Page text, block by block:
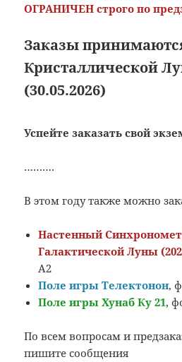
ОГРАНИЧЕН строго по
Заказы
Кристаллической
(30.05.2026)
Успейте заказать свой
……….
В этом году также можно
Настенный
Галактической Луны
А2
Поле игры Телектонон,
Поле игры Хунаб Ку 21,
По всем вопросам и
пишите сообщения